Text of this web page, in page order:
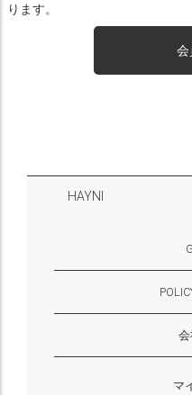
ります。
会
HAYNI
よくあるご質問・
お支払いについて
配送・送料につい
ギフトサービスに
一緒に働く？
for Foreigners
返品・交換につい
プライバシーポリ
特定商取引法に基
外部送信ポリシー
大阪府大阪市淀川区
電話番号：06-6868-
※お電話でのお問合
メール：
お問い合わせはこち
営業時間：10：00
定休日： 土・日・祝
※土日祝祭日はお休
メールの返信は翌営
マ